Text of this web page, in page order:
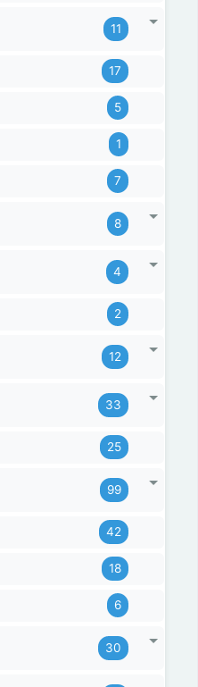
11
17
5
1
7
8
4
2
12
33
25
99
42
18
6
30